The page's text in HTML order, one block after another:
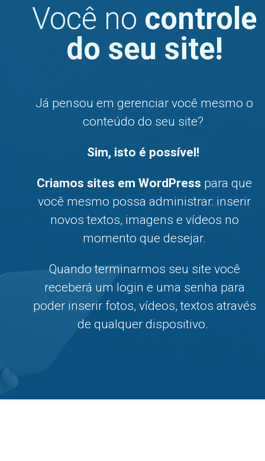
Você no controle
do seu site!
Já pensou em gerenciar você mesmo o
conteúdo do seu site?
Sim, isto é possível!
Criamos sites em WordPress para que
você mesmo possa administrar: inserir
novos textos, imagens e vídeos no
momento que desejar.
Quando terminarmos seu site você
receberá um login e uma senha para
poder inserir fotos, vídeos, textos através
de qualquer dispositivo.